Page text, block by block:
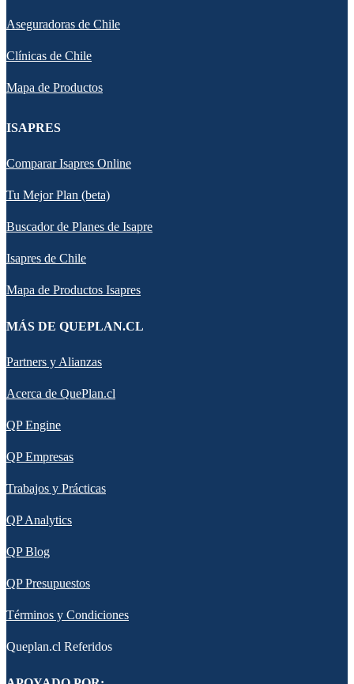
Aseguradoras de Chile
Clínicas de Chile
Mapa de Productos
ISAPRES
Comparar Isapres Online
Tu Mejor Plan (beta)
Buscador de Planes de Isapre
Isapres de Chile
Mapa de Productos Isapres
MÁS DE QUEPLAN.CL
Partners y Alianzas
Acerca de QuePlan.cl
QP Engine
QP Empresas
Trabajos y Prácticas
QP Analytics
QP Blog
QP Presupuestos
Términos y Condiciones
Queplan.cl Referidos